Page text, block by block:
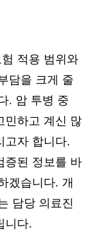
적용 범위와
담을 크게 줄
. 암 투병 중
민하고 계신 많
고자 합니다.
증된 정보를 바
겠습니다. 개
담당 의료진
니다.